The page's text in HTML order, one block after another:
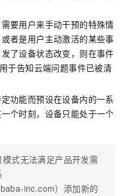
要用户来手动干预的特殊情
者是用户主动激活的某些事
了设备状态改变，则在事件
于告知云端问题事件已被清
功能而预设在设备内的一系
个时刻，设备只能处于一个
式无法满足产品开发需
inc.com）添加新的